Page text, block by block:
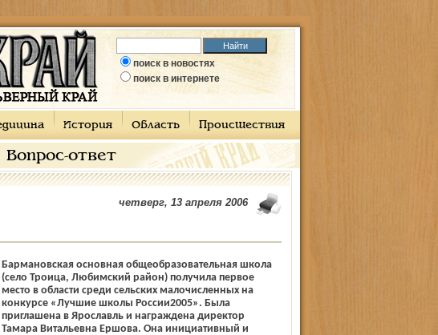
поиск в новостях
поиск в интернете
История Область Происшествия
Вопрос-ответ
четверг, 13 апреля 2006
Бармановская основная общеобразовательная школа
(село Троица, Любимский район) получила первое
место в области среди сельских малочисленных на
конкурсе «Лучшие школы России­2005». Была
приглашена в Ярославль и награждена директор
Тамара Витальевна Ершова. Она инициативный и